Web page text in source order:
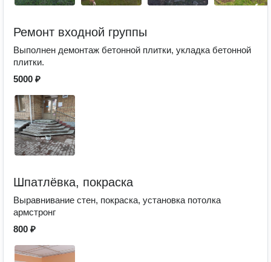
Ремонт входной группы
Выполнен демонтаж бетонной плитки, укладка бетонной
плитки.
5000 ₽
Шпатлёвка, покраска
Выравнивание стен, покраска, установка потолка
армстронг
800 ₽